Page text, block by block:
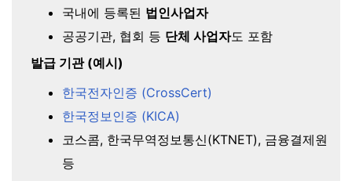
국내에 등록된 법인사업자
공공기관, 협회 등 단체 사업자도 포함
발급 기관 (예시)
한국전자인증 (CrossCert)
한국정보인증 (KICA)
코스콤, 한국무역정보통신(KTNET), 금융결제원
등